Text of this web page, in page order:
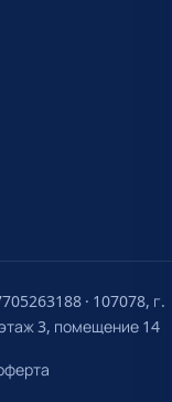
· 107078, г.
3, помещение 14